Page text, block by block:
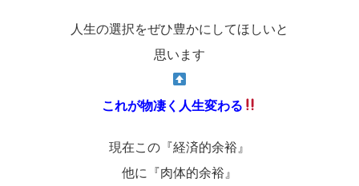
人生の選択をぜひ豊かにしてほしいと
思います
これが物凄く人生変わる
現在この『経済的余裕』
他に『肉体的余裕』